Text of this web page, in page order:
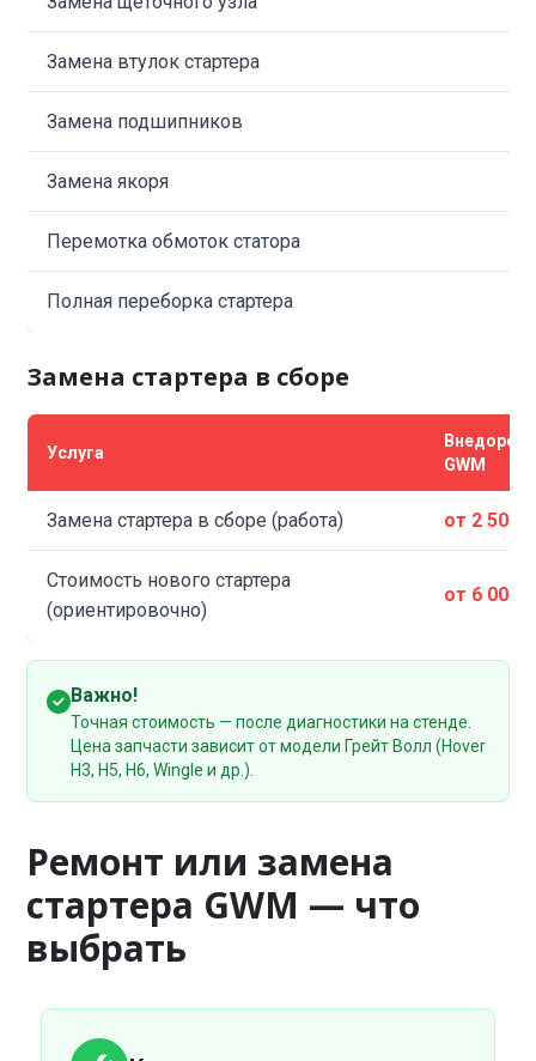
Замена втулок стартера
Замена подшипников
Замена якоря
Перемотка обмоток статора
Полная переборка стартера
Замена стартера в сборе
Услуга
GWM
Замена стартера в сборе (работа) от 2 500
Стоимость нового стартера
(ориентировочно)
от 6 000
Важно!
Точная стоимость — после диагностики на стенде.
Цена запчасти зависит от модели Грейт Волл (Hover
H3, H5, H6, Wingle и др.).
Ремонт или замена
стартера GWM — что
выбрать